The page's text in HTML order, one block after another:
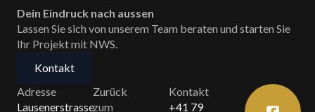
Dein Eindruck nach aussen
Lassen Sie sich von unserem Team beraten und starten Sie
Ihr Projekt mit NWS.
Kontakt
Adresse
Lausenerstrasse
Zurück
zum
Kontakt
+41 79